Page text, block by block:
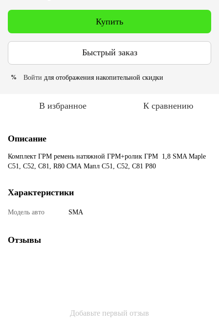
Купить
Быстрый заказ
% Войти для отображения накопительной скидки
В избранное К сравнению
Описание
Комплект ГРМ ремень натяжной ГРМ+ролик ГРМ 1,8 SMA Maple
C51, C52, C81, R80 СМА Мапл С51, С52, С81 Р80
Характеристики
Модель авто SMA
Отзывы
Добавьте первый отзыв